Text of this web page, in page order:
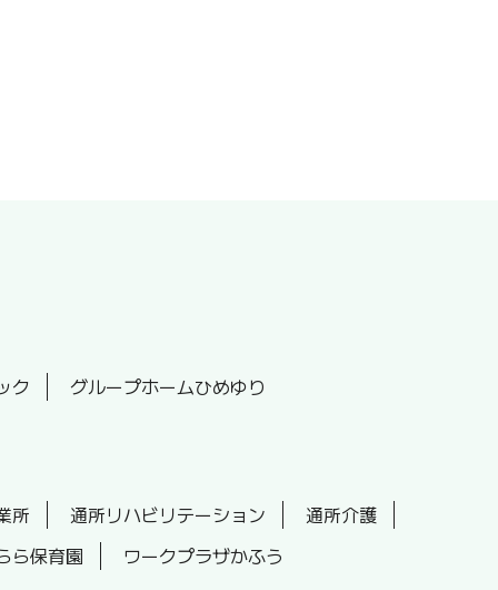
ク グループホームひめゆり
所 通所リハビリテーション
通所介護
ら保育園 ワークプラザかふう